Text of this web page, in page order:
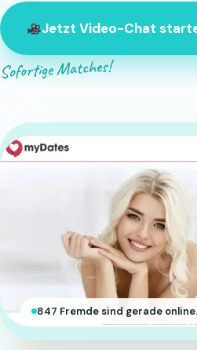
Jetzt Video-Chat
Sofortige Matches!
847 Fremde sind gerade online.